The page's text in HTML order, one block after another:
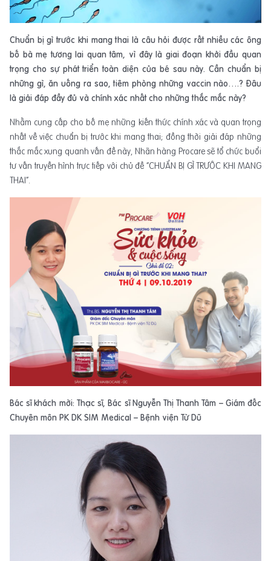
Chuẩn bị gì trước khi mang thai là câu hỏi được rất nhiều các ông
bố bà mẹ tương lai quan tâm, vì đây là giai đoạn khởi đầu quan
trọng cho sự phát triển toàn diện của bé sau này. Cần chuẩn bị
những gì, ăn uống ra sao, tiêm phòng những vaccin nào….? Đâu
là giải đáp đầy đủ và chính xác nhất cho những thắc mắc này?
Nhằm cung cấp cho bố mẹ những kiến thức chính xác và quan trọng
nhất về việc chuẩn bị trước khi mang thai; đồng thời giải đáp những
thắc mắc xung quanh vấn đề này, Nhãn hàng Procare sẽ tổ chức buổi
tư vấn truyền hình trực tiếp với chủ đề “CHUẨN BỊ GÌ TRƯỚC KHI MANG
THAI”.
Bác sĩ khách mời: Thạc sĩ, Bác sĩ Nguyễn Thị Thanh Tâm – Giám đốc
Chuyên môn PK DK SIM Medical – Bệnh viện Từ Dũ